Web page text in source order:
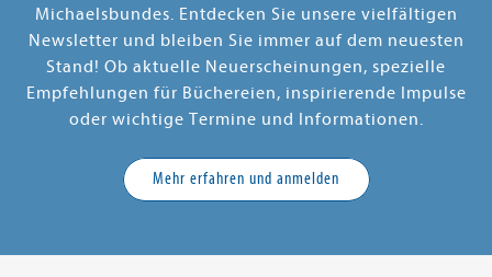
Michaelsbundes. Entdecken Sie unsere vielfältigen
Newsletter und bleiben Sie immer auf dem neuesten
Stand! Ob aktuelle Neuerscheinungen, spezielle
Empfehlungen für Büchereien, inspirierende Impulse
oder wichtige Termine und Informationen.
Mehr erfahren und anmelden